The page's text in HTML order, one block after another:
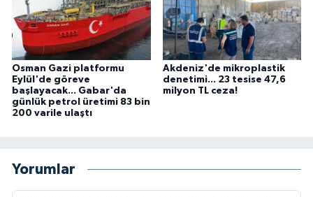
Osman Gazi platformu
Eylül'de göreve
başlayacak... Gabar'da
günlük petrol üretimi 83 bin
200 varile ulaştı
Akdeniz'de mikroplastik
denetimi... 23 tesise 47,6
milyon TL ceza!
Yorumlar